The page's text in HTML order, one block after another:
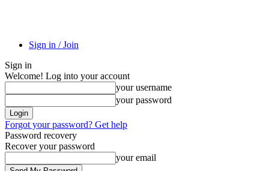
Sign in / Join
Sign in
Welcome! Log into your account
your username
your password
Forgot your password? Get help
Password recovery
Recover your password
your email